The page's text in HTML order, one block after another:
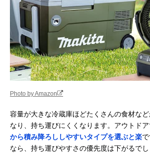
Photo by Amazon
容量が大きな冷蔵庫ほどたくさんの食材など
なり、持ち運びにくくなります。アウトドア
から積み降ろししやすいタイプを選ぶと楽
なら、持ち運びやすさの優先度は下がるでし